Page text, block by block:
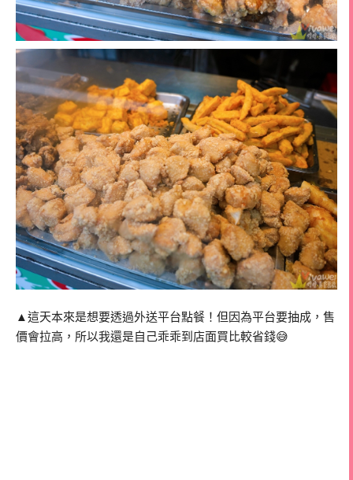
▲這天本來是想要透過外送平台點餐！但因為平台要抽成，售
價會拉高，所以我還是自己乖乖到店面買比較省錢😅